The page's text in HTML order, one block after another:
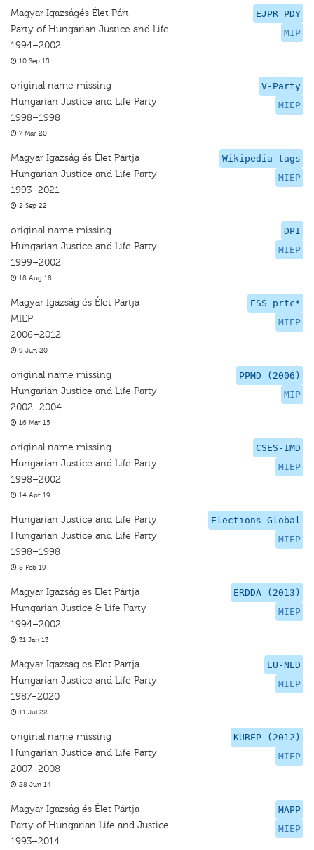
EJPR PDY
MIP
Magyar Igazságés Élet Párt
Party of Hungarian Justice and Life
1994–2002
10 Sep 15
V-Party
MIEP
original name missing
Hungarian Justice and Life Party
1998–1998
7 Mar 20
Wikipedia tags
MIEP
Magyar Igazság és Élet Pártja
Hungarian Justice and Life Party
1993–2021
2 Sep 22
DPI
MIEP
original name missing
Hungarian Justice and Life Party
1999–2002
18 Aug 18
ESS prtc*
MIEP
Magyar Igazság és Élet Pártja
MIÉP
2006–2012
9 Jun 20
PPMD (2006)
MIP
original name missing
Hungarian Justice and Life Party
2002–2004
16 Mar 15
CSES-IMD
MIEP
original name missing
Hungarian Justice and Life Party
1998–2002
14 Apr 19
Elections Global
MIEP
Hungarian Justice and Life Party
Hungarian Justice and Life Party
1998–1998
8 Feb 19
ERDDA (2013)
MIEP
Magyar Igazság es Elet Pártja
Hungarian Justice & Life Party
1994–2002
31 Jan 13
EU-NED
MIEP
Magyar Igazsag es Elet Partja
Hungarian Justice and Life Party
1987–2020
11 Jul 22
KUREP (2012)
MIEP
original name missing
Hungarian Justice and Life Party
2007–2008
28 Jun 14
MAPP
MIEP
Magyar Igazság és Élet Pártja
Party of Hungarian Life and Justice
1993–2014